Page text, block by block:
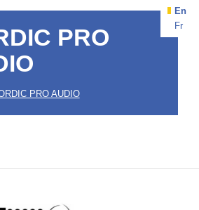
En
Fr
PRO
PRO AUDIO